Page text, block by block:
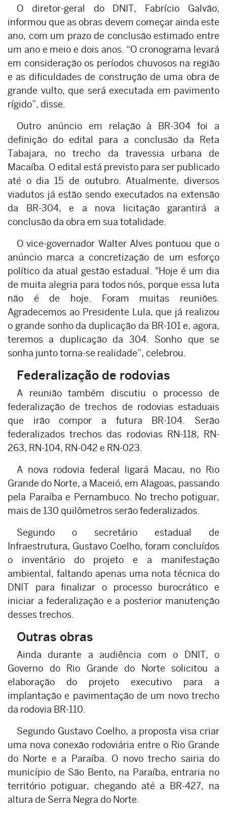
O diretor-geral do DNIT, Fabrício Galvão,
informou que as obras devem começar ainda este
ano, com um prazo de conclusão estimado entre
um ano e meio e dois anos. “O cronograma levará
em consideração os períodos chuvosos na região
e as dificuldades de construção de uma obra de
grande vulto, que será executada em pavimento
rígido”, disse.
Outro anúncio em relação à BR-304 foi a
definição do edital para a conclusão da Reta
Tabajara, no trecho da travessia urbana de
Macaíba. O edital está previsto para ser publicado
até o dia 15 de outubro. Atualmente, diversos
viadutos já estão sendo executados na extensão
da BR-304, e a nova licitação garantirá a
conclusão da obra em sua totalidade.
O vice-governador Walter Alves pontuou que o
anúncio marca a concretização de um esforço
político da atual gestão estadual. "Hoje é um dia
de muita alegria para todos nós, porque essa luta
não é de hoje. Foram muitas reuniões.
Agradecemos ao Presidente Lula, que já realizou
o grande sonho da duplicação da BR-101 e, agora,
teremos a duplicação da 304. Sonho que se
sonha junto torna-se realidade”, celebrou.
Federalização de rodovias
A reunião também discutiu o processo de
federalização de trechos de rodovias estaduais
que irão compor a futura BR-104. Serão
federalizados trechos das rodovias RN-118, RN-
263, RN-104, RN-042 e RN-023.
A nova rodovia federal ligará Macau, no Rio
Grande do Norte, a Maceió, em Alagoas, passando
pela Paraíba e Pernambuco. No trecho potiguar,
mais de 130 quilômetros serão federalizados.
Segundo o secretário estadual de
Infraestrutura, Gustavo Coelho, foram concluídos
o inventário do projeto e a manifestação
ambiental, faltando apenas uma nota técnica do
DNIT para finalizar o processo burocrático e
iniciar a federalização e a posterior manutenção
desses trechos.
Outras obras
Ainda durante a audiência com o DNIT, o
Governo do Rio Grande do Norte solicitou a
elaboração do projeto executivo para a
implantação e pavimentação de um novo trecho
da rodovia BR-110.
Segundo Gustavo Coelho, a proposta visa criar
uma nova conexão rodoviária entre o Rio Grande
do Norte e a Paraíba. O novo trecho sairia do
município de São Bento, na Paraíba, entraria no
território potiguar, chegando até a BR-427, na
altura de Serra Negra do Norte.